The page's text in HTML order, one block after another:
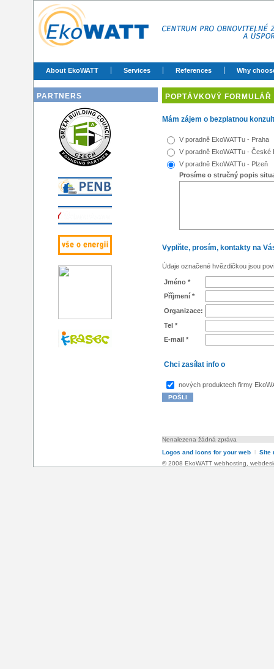
About EkoWATT Services References Why
PARTNERS POPTÁVKOVÝ
Mám zájem o bezplatnou
V poradně EkoWATTu - Praha
V poradně EkoWATTu - České
V poradně EkoWATTu - Plzeň
Prosíme o stručný popis
Vyplňte, prosím, kontakty na
Údaje označené hvězdičkou jsou
Jméno *
Příjmení *
Organizace:
Tel *
E-mail *
Chci zasílat info o
nových produktech firmy
Nenalezena žádná zpráva
Logos and icons for your web l Site
© 2008 EkoWATT webhosting